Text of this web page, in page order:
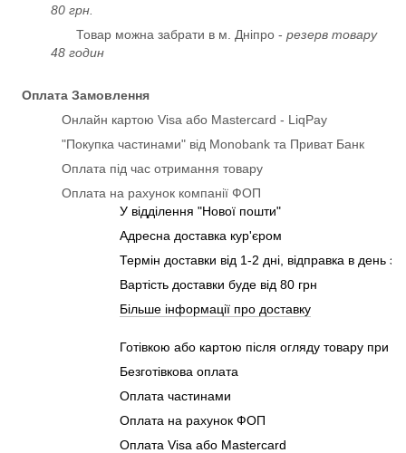
80 грн.
Товар можна забрати в м. Дніпро - резерв товару
48 годин
Оплата Замовлення
Онлайн картою Visa або Mastercard - LiqPay
"Покупка частинами" від Monobank та Приват Банк
Оплата під час отримання товару
Оплата на рахунок компанії ФОП
У відділення "Нової пошти"
Адресна доставка кур'єром
Термін доставки від 1-2 дні, відправка в день
Вартість доставки буде від 80 грн
Більше інформації про доставку
Готівкою або картою після огляду товару при
Безготівкова оплата
Оплата частинами
Оплата на рахунок ФОП
Оплата Visa або Mastercard